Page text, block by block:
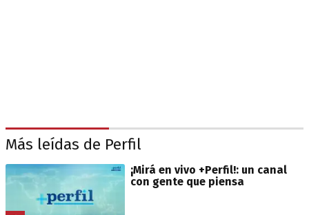
Más leídas de Perfil
¡Mirá en vivo +Perfil!: un canal
con gente que piensa